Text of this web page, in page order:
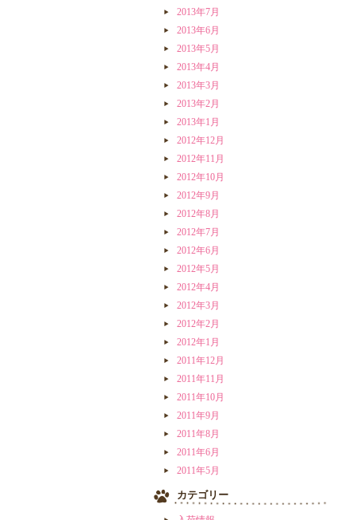
2013年7月
2013年6月
2013年5月
2013年4月
2013年3月
2013年2月
2013年1月
2012年12月
2012年11月
2012年10月
2012年9月
2012年8月
2012年7月
2012年6月
2012年5月
2012年4月
2012年3月
2012年2月
2012年1月
2011年12月
2011年11月
2011年10月
2011年9月
2011年8月
2011年6月
2011年5月
カテゴリー